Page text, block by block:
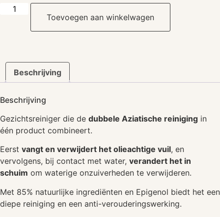
Dual
Cleanse
Toevoegen aan winkelwagen
Beschrijving
Beschrijving
Gezichtsreiniger die de dubbele Aziatische reiniging in
één product combineert.
Eerst vangt en verwijdert het olieachtige vuil, en
vervolgens, bij contact met water, verandert het in
schuim om waterige onzuiverheden te verwijderen.
Met 85% natuurlijke ingrediënten en Epigenol biedt het een
diepe reiniging en een anti-verouderingswerking.